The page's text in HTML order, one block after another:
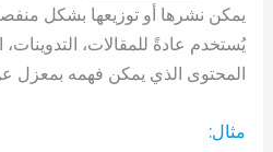
يمكن نشرها أو توزيعها بشكل
يُستخدم عادةً للمقالات،
المحتوى الذي يمكن فهمه بمعزل
مثال: